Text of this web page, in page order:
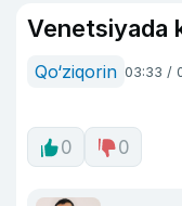
Venetsiyada
Qo‘ziqorin 03:33 /
0 0